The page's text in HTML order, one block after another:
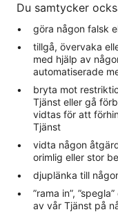
Du samtycker
göra någon falsk
tillgå, övervaka
med hjälp av
automatiserade
bryta mot
Tjänst eller gå
vidtas för att
Tjänst
vidta någon
orimlig eller stor
djuplänka till
”rama in”,
av vår Tjänst på